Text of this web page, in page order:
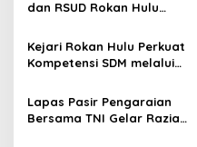
dan RSUD Rokan Hulu
Darah untuk Kemanusiaan
Kejari Rokan Hulu Perkuat
Kompetensi SDM melalui
Corporate University
Bidang Perencanaan 2026
Lapas Pasir Pengaraian
Bersama TNI Gelar Razia